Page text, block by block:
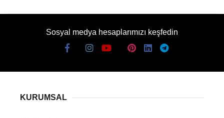
Sosyal medya hesaplarımızı keşfedin
KURUMSAL